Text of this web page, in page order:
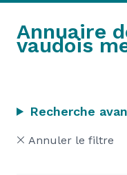
Annuaire
vaudois
Recherche
Annuler le filtre